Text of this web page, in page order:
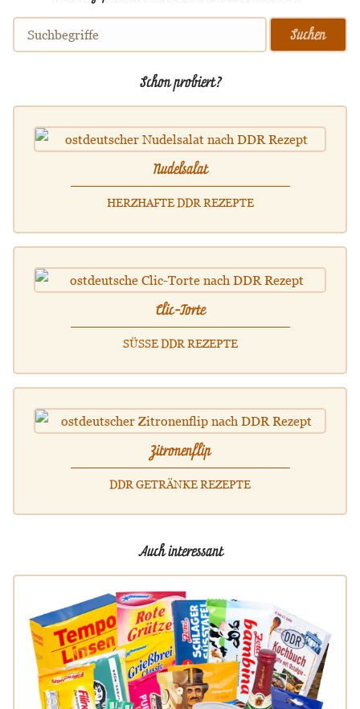
Schon probiert?
Nudelsalat
HERZHAFTE DDR REZEPTE
Clic-Torte
SÜSSE DDR REZEPTE
Zitronenflip
DDR GETRÄNKE REZEPTE
Auch interessant